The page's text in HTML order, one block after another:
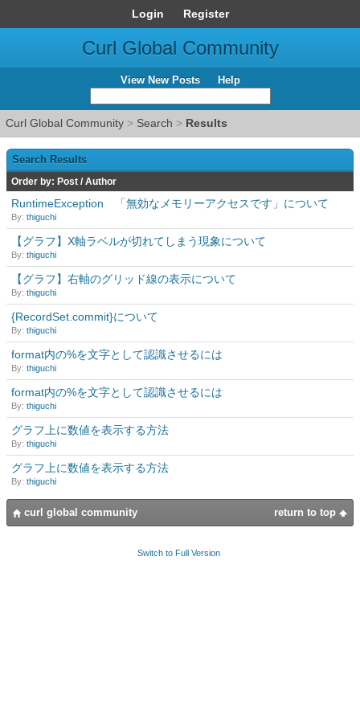
Login Register
Curl Global Community
View New Posts Help
Curl Global Community > Search > Results
Search Results
Order by: Post / Author
RuntimeException 「無効なメモリーアクセスです」について
By: thiguchi
【グラフ】X軸ラベルが切れてしまう現象について
By: thiguchi
【グラフ】右軸のグリッド線の表示について
By: thiguchi
{RecordSet.commit}について
By: thiguchi
format内の%を文字として認識させるには
By: thiguchi
format内の%を文字として認識させるには
By: thiguchi
グラフ上に数値を表示する方法
By: thiguchi
グラフ上に数値を表示する方法
By: thiguchi
return to top
curl global community
Switch to Full Version